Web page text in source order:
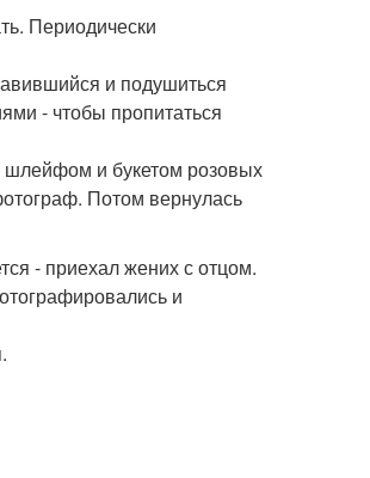
Периодически
и подушиться
- чтобы пропитаться
шлейфом и букетом розовых
Потом вернулась
- приехал жених с отцом.
и